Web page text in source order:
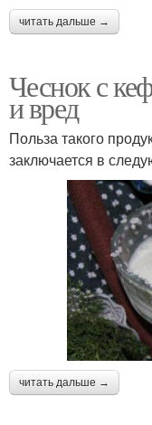
читать дальше →
Чеснок с
и вред
Польза такого
заключается в
читать дальше →